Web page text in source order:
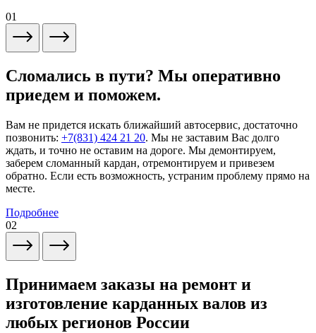
01
Сломались в пути? Мы оперативно
приедем и поможем.
Вам не придется искать ближайший автосервис, достаточно
позвонить: +7(831) 424 21 20. Мы не заставим Вас долго
ждать, и точно не оставим на дороге. Мы демонтируем,
заберем сломанный кардан, отремонтируем и привезем
обратно. Если есть возможность, устраним проблему прямо на
месте.
Подробнее
02
Принимаем заказы на ремонт и
изготовление карданных валов из
любых регионов России